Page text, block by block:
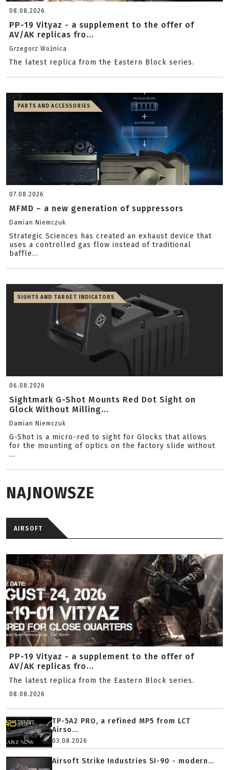
08.08.2026
PP-19 Vityaz - a supplement to the offer of
AV/AK replicas fro...
Grzegorz Woźnica
The latest replica from the Eastern Block series.
PARTS AND ACCESSORIES
07.08.2026
MFMD – a new generation of suppressors
Damian Niemczuk
Strategic Sciences has created an exhaust device that
uses a controlled gas flow instead of traditional
baffle...
SIGHTS AND TARGET INDICATORS
06.08.2026
Sightmark G-Shot Mounts Red Dot Sight on
Glock Without Milling...
Damian Niemczuk
G-Shot is a micro-red to sight for Glocks that allows
for the mounting of optics on the factory slide without
...
NAJNOWSZE
AIRSOFT
PP-19 Vityaz - a supplement to the offer of
AV/AK replicas fro...
The latest replica from the Eastern Block series.
08.08.2026
TP-5A2 PRO, a refined MP5 from LCT
Airso...
03.08.2026
Airsoft Strike Industries SI-90 - modern...